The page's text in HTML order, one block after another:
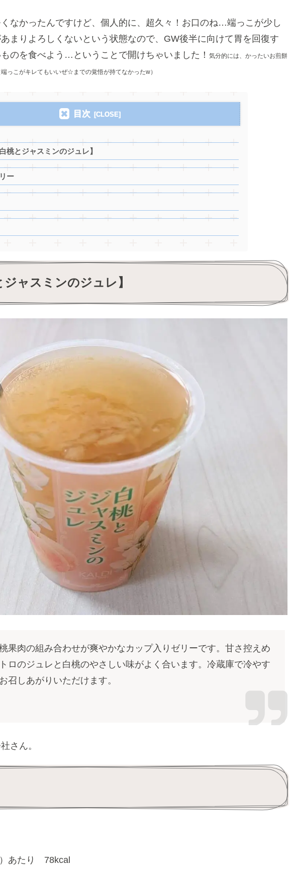
なかったんですけど、個人的に、超久々！お口のね…端っこが少し
まりよろしくないという状態なので、GW後半に向けて胃を回復す
のを食べよう…ということで開けちゃいました！ 気分的には、かったいお煎餅
っこがキレてもいいぜ☆までの覚悟が持てなかったw）
目次
桃とジャスミンのジュレ】
ー
ャスミンのジュレ】
果肉の組み合わせが爽やかなカップ入りゼリーです。甘さ控えめ
ロのジュレと白桃のやさしい味がよく合います。冷蔵庫で冷やす
召しあがりいただけます。
さん。
あたり 78kcal